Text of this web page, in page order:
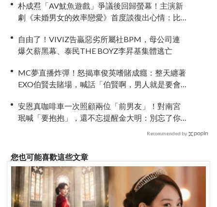
朴成焄「AV魷魚遊戲」爭議後回歸螢幕！主演新
劇《未婚男女的效率戀愛》首度談復出心情：比
自由了！VIVIZ告贏惡劣所屬社BPM，母公司連
爆欠薪黑幕、泰民THE BOYZ李昇基集體逃亡
MC夢直播炸彈！怒揭車俊英嗜賭成癮：整天纏著
EXO伯賢去賭場，喊話「伯賢啊，男人就是要會
安恩真咖啡車一次照顧兩位「前男友」！對南宮
珉喊「要抱抱」，還不忘提醒金大明：別忘了你
Recommended by
您也可能喜歡這些文章